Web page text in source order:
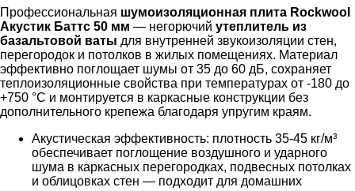
Профессиональная шумоизоляционная плита Rockwool
Акустик Баттс 50 мм — негорючий утеплитель из
базальтовой ваты для внутренней звукоизоляции стен,
перегородок и потолков в жилых помещениях. Материал
эффективно поглощает шумы от 35 до 60 дБ, сохраняет
теплоизоляционные свойства при температурах от -180 до
+750 °C и монтируется в каркасные конструкции без
дополнительного крепежа благодаря упругим краям.
Акустическая эффективность: плотность 35-45 кг/м³
обеспечивает поглощение воздушного и ударного
шума в каркасных перегородках, подвесных потолках
и облицовках стен — подходит для домашних